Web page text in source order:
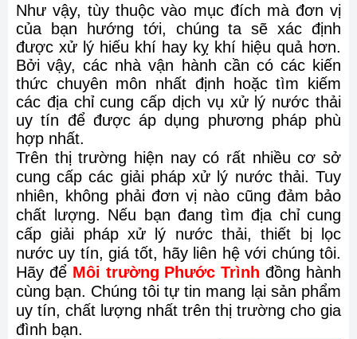
Như vậy, tùy thuộc vào mục đích mà đơn vị
của bạn hướng tới, chúng ta sẽ xác định
được xử lý hiếu khí hay kỵ khí hiệu quả hơn.
Bởi vậy, các nhà vận hành cần có các kiến
thức chuyên môn nhất định hoặc tìm kiếm
các địa chỉ cung cấp dịch vụ xử lý nước thải
uy tín để được áp dụng phương pháp phù
hợp nhất.
Trên thị trường hiện nay có rất nhiều cơ sở
cung cấp các giải pháp xử lý nước thải. Tuy
nhiên, không phải đơn vị nào cũng đảm bảo
chất lượng. Nếu bạn đang tìm địa chỉ cung
cấp giải pháp xử lý nước thải, thiết bị lọc
nước uy tín, giá tốt, hãy liên hệ với chúng tôi.
Hãy để Môi trường Phước Trình đồng hành
cùng bạn. Chúng tôi tự tin mang lại sản phẩm
uy tín, chất lượng nhất trên thị trường cho gia
đình bạn.